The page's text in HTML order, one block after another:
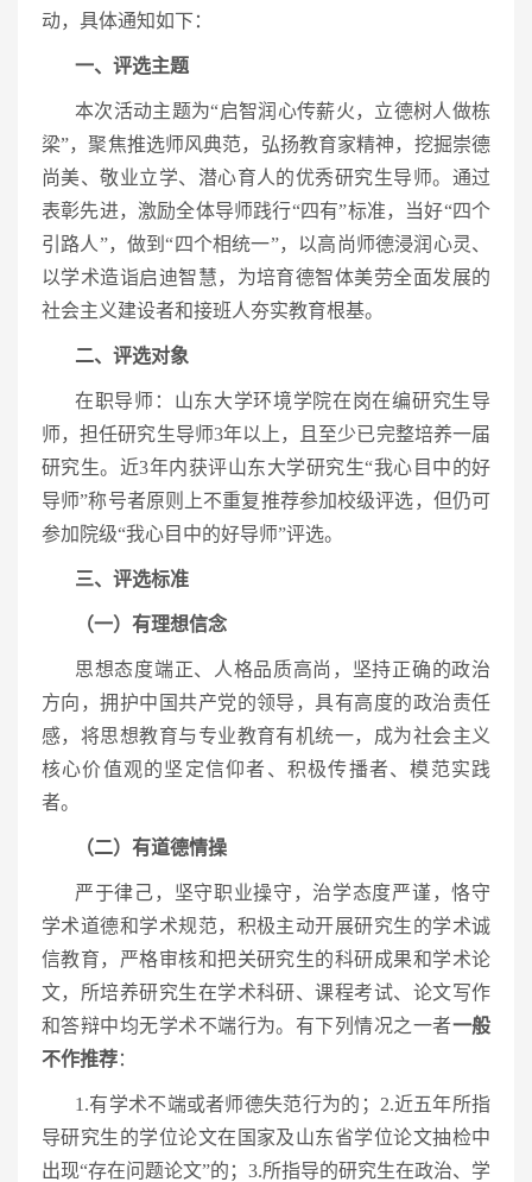
动，具体通知如下：
一、评选主题
本次活动主题为“启智润心传薪火，立德树人做栋
梁”，聚焦推选师风典范，弘扬教育家精神，挖掘崇德
尚美、敬业立学、潜心育人的优秀研究生导师。通过
表彰先进，激励全体导师践行“四有”标准，当好“四个
引路人”，做到“四个相统一”，以高尚师德浸润心灵、
以学术造诣启迪智慧，为培育德智体美劳全面发展的
社会主义建设者和接班人夯实教育根基。
二、评选对象
在职导师：山东大学环境学院在岗在编研究生导
师，担任研究生导师3年以上，且至少已完整培养一届
研究生。近3年内获评山东大学研究生“我心目中的好
导师”称号者原则上不重复推荐参加校级评选，但仍可
参加院级“我心目中的好导师”评选。
三、评选标准
（一）有理想信念
思想态度端正、人格品质高尚，坚持正确的政治
方向，拥护中国共产党的领导，具有高度的政治责任
感，将思想教育与专业教育有机统一，成为社会主义
核心价值观的坚定信仰者、积极传播者、模范实践
者。
（二）有道德情操
严于律己，坚守职业操守，治学态度严谨，恪守
学术道德和学术规范，积极主动开展研究生的学术诚
信教育，严格审核和把关研究生的科研成果和学术论
文，所培养研究生在学术科研、课程考试、论文写作
和答辩中均无学术不端行为。有下列情况之一者一般
不作推荐：
1.有学术不端或者师德失范行为的；2.近五年所指
导研究生的学位论文在国家及山东省学位论文抽检中
出现“存在问题论文”的；3.所指导的研究生在政治、学